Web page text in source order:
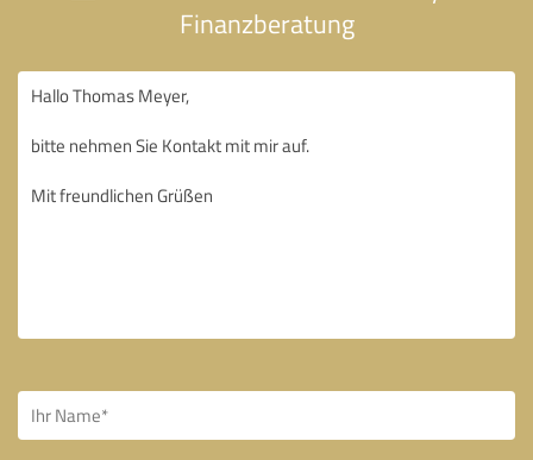
Finanzberatung